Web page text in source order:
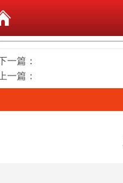
一篇：
上一篇：